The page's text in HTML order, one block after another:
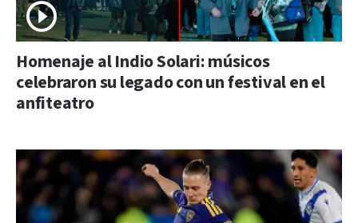
Homenaje al Indio Solari: músicos
celebraron su legado con un festival en el
anfiteatro